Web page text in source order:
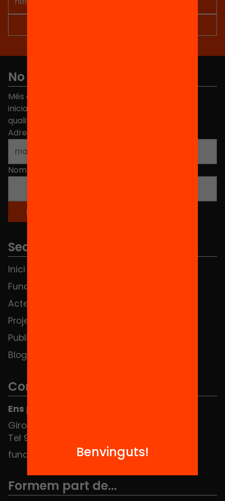
No et perdis res
Més de 40.000 persones ja han triat Equitat. Rep
iniciatives, propostes i projectes per millorar la
qualitat de l'educació a Catalunya.
Adreça electrònica
Nom
Seccions
Inici
Fundació
Actes
Projectes
Publicacions i vídeos
Blog
Contacte
Ens pots trobar al Hub Social
Girona 34, interior 08010 Barcelona
Tel 934 588 700
fundacio@equitat.org
Formem part de...
Benvinguts!